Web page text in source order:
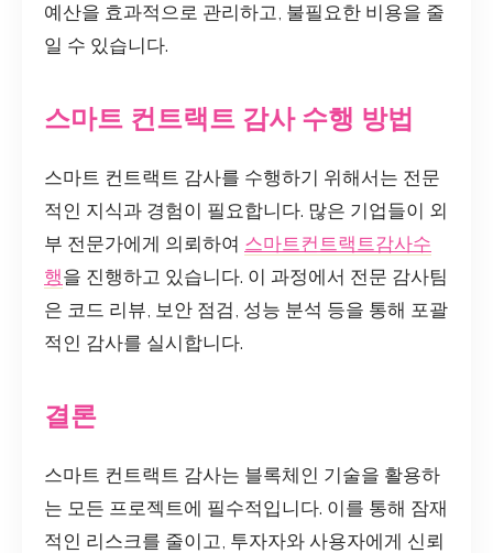
예산을 효과적으로 관리하고, 불필요한 비용을 줄
일 수 있습니다.
스마트 컨트랙트 감사 수행 방법
스마트 컨트랙트 감사를 수행하기 위해서는 전문
적인 지식과 경험이 필요합니다. 많은 기업들이 외
부 전문가에게 의뢰하여 스마트컨트랙트감사수
행을 진행하고 있습니다. 이 과정에서 전문 감사팀
은 코드 리뷰, 보안 점검, 성능 분석 등을 통해 포괄
적인 감사를 실시합니다.
결론
스마트 컨트랙트 감사는 블록체인 기술을 활용하
는 모든 프로젝트에 필수적입니다. 이를 통해 잠재
적인 리스크를 줄이고, 투자자와 사용자에게 신뢰